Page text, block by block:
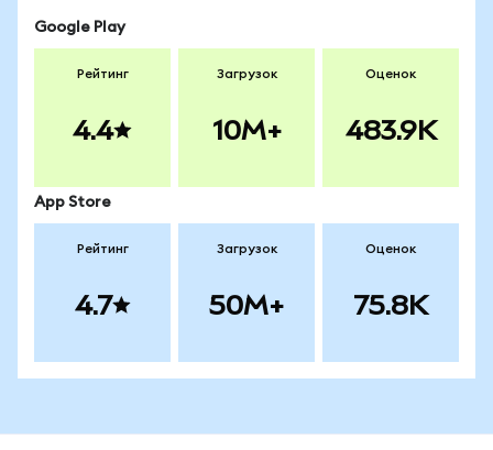
Google Play
Рейтинг
4.4
Загрузок
10M+
Оценок
483.9K
App Store
Рейтинг
4.7
Загрузок
50M+
Оценок
75.8K